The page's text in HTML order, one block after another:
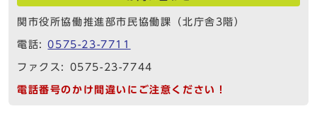
関市役所協働推進部市民協働課（北庁舎3階）
電話:0575-23-7711
ファクス: 0575-23-7744
電話番号のかけ間違いにご注意ください！